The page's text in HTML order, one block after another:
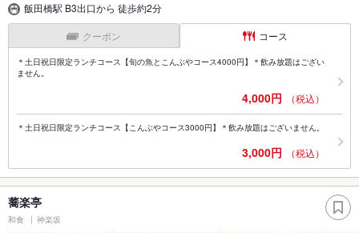
飯田橋駅 B3出口から 徒歩約2分
クーポン コース
＊土日祝日限定ランチコース【旬の魚とこんぶやコース4000円】＊飲み放題はござい
ません。
4,000円 （税込）
＊土日祝日限定ランチコース【こんぶやコース3000円】＊飲み放題はございません。
3,000円 （税込）
蕎楽亭
和食 神楽坂